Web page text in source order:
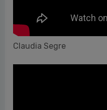
Claudia Segre